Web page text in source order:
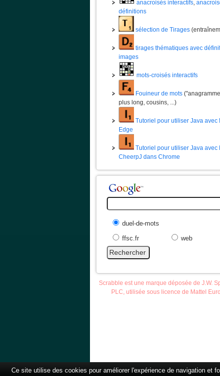
anacroisés interactifs,
définitions
sélection de Tirages
tirages thématiques avec
images
mots-croisés interactifs
Fouineur de mots
plus long, cousins, ...)
Tutoriel pour utiliser Java avec
Edge
Tutoriel pour utiliser Java avec
CheerpJ dans Chrome
duel-de-mots
ffsc.fr
web
Scrabble est une marque déposée de J.W.
PLC, utilisée sous licence de Mattel
Ce site utilise des cookies pour améliorer l'expérience de navigation et